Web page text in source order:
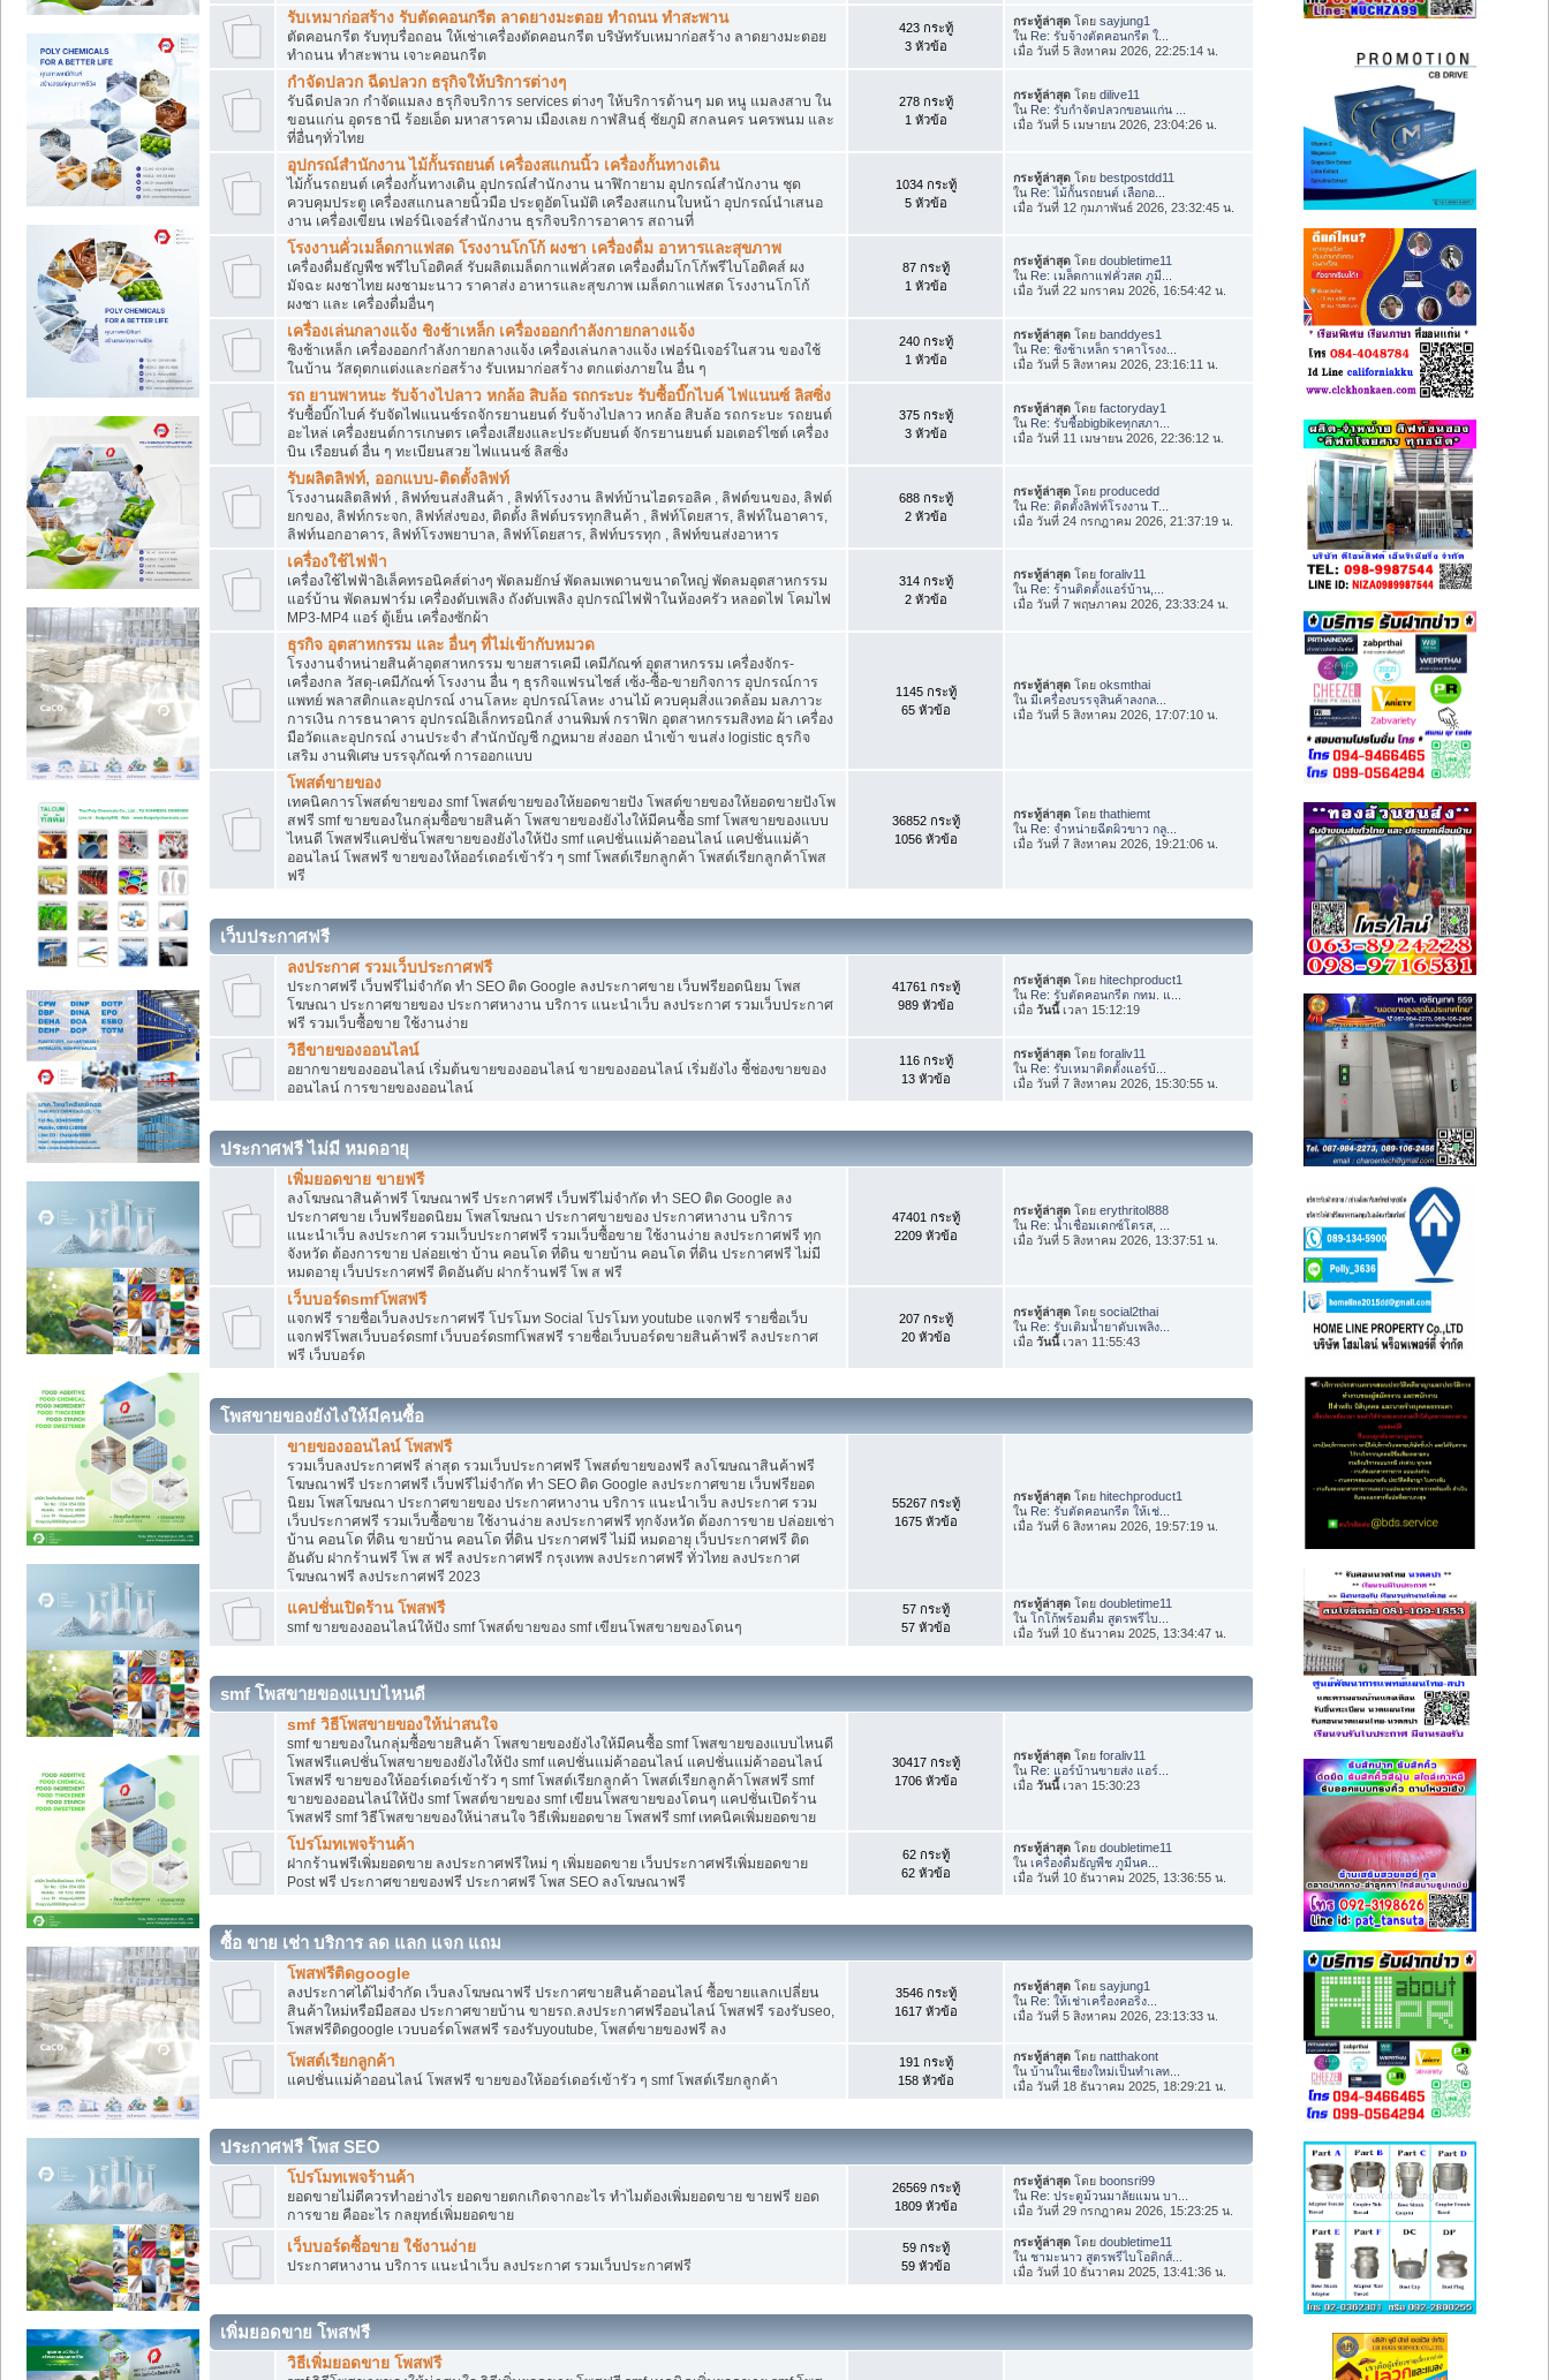
รับเหมาก่อสร้าง รับตัดคอนกรีต ลาดยางมะตอย ทำถนน ทำสะพาน
ตัดคอนกรีต รับทุบรื่อถอน ให้เช่าเครื่องตัดคอนกรีต บริษัทรับเหมาก่อสร้าง ลาดยางมะตอย
ทำถนน ทำสะพาน เจาะคอนกรีต
423 กระทู้
3 หัวข้อ
กระทู้ล่าสุด โดยsayjung1
ใน Re: รับจ้างตัดคอนกรีต ใ...
เมื่อ วันที่ 5 สิงหาคม 2026, 22:25:14 น.
กำจัดปลวก ฉีดปลวก ธรุกิจให้บริการต่างๆ
รับฉีดปลวก กำจัดแมลง ธรุกิจบริการ services ต่างๆ ให้บริการด้านๆ มด หนู แมลงสาบ ใน
ขอนแก่น อุดรธานี ร้อยเอ็ด มหาสารคาม เมืองเลย กาฬสินธุ์ ชัยภูมิ สกลนคร นครพนม และ
ที่อื่นๆทั่วไทย
278 กระทู้
1 หัวข้อ
กระทู้ล่าสุด โดยdilive11
ใน Re: รับกำจัดปลวกขอนแก่น ...
เมื่อ วันที่ 5 เมษายน 2026, 23:04:26 น.
อุปกรณ์สำนักงาน ไม้กั้นรถยนต์ เครื่องสแกนนิ้ว เครื่องกั้นทางเดิน
ไม้กั้นรถยนต์ เครื่องกั้นทางเดิน อุปกรณ์สำนักงาน นาฬิกายาม อุปกรณ์สำนักงาน ชุด
ควบคุมประตู เครื่องสแกนลายนิ้วมือ ประตูอัตโนมัติ เครืองสแกนใบหน้า อุปกรณ์นำเสนอ
งาน เครื่องเขียน เฟอร์นิเจอร์สำนักงาน ธุรกิจบริการอาคาร สถานที่
1034 กระทู้
5 หัวข้อ
กระทู้ล่าสุด โดยbestpostdd11
ใน Re: ไม้กั้นรถยนต์ เลือกอ...
เมื่อ วันที่ 12 กุมภาพันธ์ 2026, 23:32:45 น.
โรงงานคั่วเมล็ดกาแฟสด โรงงานโกโก้ ผงชา เครื่องดื่ม อาหารและสุขภาพ
เครื่องดื่มธัญพืช พรีไบโอติคส์ รับผลิตเมล็ดกาแฟคั่วสด เครื่องดื่มโกโก้พรีไบโอติคส์ ผง
มัจฉะ ผงชาไทย ผงชามะนาว ราคาส่ง อาหารและสุขภาพ เมล็ดกาแฟสด โรงงานโกโก้
ผงชา และ เครื่องดื่มอื่นๆ
87 กระทู้
1 หัวข้อ
กระทู้ล่าสุด โดยdoubletime11
ใน Re: เมล็ดกาแฟคั่วสด ภูมี...
เมื่อ วันที่ 22 มกราคม 2026, 16:54:42 น.
เครื่องเล่นกลางแจ้ง ชิงช้าเหล็ก เครื่องออกกำลังกายกลางแจ้ง
ชิงช้าเหล็ก เครื่องออกกำลังกายกลางแจ้ง เครื่องเล่นกลางแจ้ง เฟอร์นิเจอร์ในสวน ของใช้
ในบ้าน วัสดุตกแต่งและก่อสร้าง รับเหมาก่อสร้าง ตกแต่งภายใน อื่น ๆ
240 กระทู้
1 หัวข้อ
กระทู้ล่าสุด โดยbanddyes1
ใน Re: ชิงช้าเหล็ก ราคาโรงง...
เมื่อ วันที่ 5 สิงหาคม 2026, 23:16:11 น.
รถ ยานพาหนะ รับจ้างไปลาว หกล้อ สิบล้อ รถกระบะ รับซื้อบิ๊กไบค์ ไฟแนนซ์ ลิสซิ่ง
รับซื้อบิ๊กไบค์ รับจัดไฟแนนซ์รถจักรยานยนต์ รับจ้างไปลาว หกล้อ สิบล้อ รถกระบะ รถยนต์
อะไหล่ เครื่องยนต์การเกษตร เครื่องเสียงและประดับยนต์ จักรยานยนต์ มอเตอร์ไซต์ เครื่อง
บิน เรือยนต์ อื่น ๆ ทะเบียนสวย ไฟแนนซ์ ลิสซิ่ง
375 กระทู้
3 หัวข้อ
กระทู้ล่าสุด โดยfactoryday1
ใน Re: รับซื้อbigbikeทุกสภา...
เมื่อ วันที่ 11 เมษายน 2026, 22:36:12 น.
รับผลิตลิฟท์, ออกแบบ-ติดตั้งลิฟท์
โรงงานผลิตลิฟท์ , ลิฟท์ขนส่งสินค้า , ลิฟท์โรงงาน ลิฟท์บ้านไฮดรอลิค , ลิฟต์ขนของ, ลิฟต์
ยกของ, ลิฟท์กระจก, ลิฟท์ส่งของ, ติดตั้ง ลิฟต์บรรทุกสินค้า , ลิฟท์โดยสาร, ลิฟท์ในอาคาร,
ลิฟท์นอกอาคาร, ลิฟท์โรงพยาบาล, ลิฟท์โดยสาร, ลิฟท์บรรทุก , ลิฟท์ขนส่งอาหาร
688 กระทู้
2 หัวข้อ
กระทู้ล่าสุด โดยproducedd
ใน Re: ติดตั้งลิฟท์โรงงาน T...
เมื่อ วันที่ 24 กรกฎาคม 2026, 21:37:19 น.
เครื่องใช้ไฟฟ้า
เครื่องใช้ไฟฟ้าอิเล็คทรอนิคส์ต่างๆ พัดลมยักษ์ พัดลมเพดานขนาดใหญ่ พัดลมอุตสาหกรรม
แอร์บ้าน พัดลมฟาร์ม เครื่องดับเพลิง ถังดับเพลิง อุปกรณ์ไฟฟ้าในห้องครัว หลอดไฟ โคมไฟ
MP3-MP4 แอร์ ตู้เย็น เครื่องซักผ้า
314 กระทู้
2 หัวข้อ
กระทู้ล่าสุด โดยforaliv11
ใน Re: ร้านติดตั้งแอร์บ้าน,...
เมื่อ วันที่ 7 พฤษภาคม 2026, 23:33:24 น.
ธุรกิจ อุตสาหกรรม และ อื่นๆ ที่ไม่เข้ากับหมวด
โรงงานจำหน่ายสินค้าอุตสาหกรรม ขายสารเคมี เคมีภัณฑ์ อุตสาหกรรม เครื่องจักร-
เครื่องกล วัสดุ-เคมีภัณฑ์ โรงงาน อื่น ๆ ธุรกิจแฟรนไชส์ เซ้ง-ซื้อ-ขายกิจการ อุปกรณ์การ
แพทย์ พลาสติกและอุปกรณ์ งานโลหะ อุปกรณ์โลหะ งานไม้ ควบคุมสิ่งแวดล้อม มลภาวะ
การเงิน การธนาคาร อุปกรณ์อิเล็กทรอนิกส์ งานพิมพ์ กราฟิก อุตสาหกรรมสิงทอ ผ้า เครื่อง
มือวัดและอุปกรณ์ งานประจำ สำนักบัญชี กฏหมาย ส่งออก นำเข้า ขนส่ง logistic ธุรกิจ
เสริม งานพิเศษ บรรจุภัณฑ์ การออกแบบ
1145 กระทู้
65 หัวข้อ
กระทู้ล่าสุด โดยoksmthai
ในมีเครื่องบรรจุสินค้าลงกล...
เมื่อ วันที่ 5 สิงหาคม 2026, 17:07:10 น.
โพสต์ขายของ
เทคนิคการโพสต์ขายของ smf โพสต์ขายของให้ยอดขายปัง โพสต์ขายของให้ยอดขายปังโพ
สฟรี smf ขายของในกลุ่มซื้อขายสินค้า โพสขายของยังไงให้มีคนซื้อ smf โพสขายของแบบ
ไหนดี โพสฟรีแคปชั่นโพสขายของยังไงให้ปัง smf แคปชั่นแม่ค้าออนไลน์ แคปชั่นแม่ค้า
ออนไลน์ โพสฟรี ขายของให้ออร์เดอร์เข้ารัว ๆ smf โพสต์เรียกลูกค้า โพสต์เรียกลูกค้าโพส
ฟรี
36852 กระทู้
1056 หัวข้อ
กระทู้ล่าสุด โดยthathiemt
ใน Re: จำหน่ายฉีดผิวขาว กลู...
เมื่อ วันที่ 7 สิงหาคม 2026, 19:21:06 น.
เว็บประกาศฟรี
ลงประกาศ รวมเว็บประกาศฟรี
ประกาศฟรี เว็บฟรีไม่จำกัด ทำ SEO ติด Google ลงประกาศขาย เว็บฟรียอดนิยม โพส
โฆษณา ประกาศขายของ ประกาศหางาน บริการ แนะนำเว็บ ลงประกาศ รวมเว็บประกาศ
ฟรี รวมเว็บซื้อขาย ใช้งานง่าย
41761 กระทู้
989 หัวข้อ
กระทู้ล่าสุด โดยhitechproduct1
ใน Re: รับตัดคอนกรีต กทม. แ...
เมื่อวันนี้เวลา 15:12:19
วิธีขายของออนไลน์
อยากขายของออนไลน์ เริ่มต้นขายของออนไลน์ ขายของออนไลน์ เริ่มยังไง ชี้ช่องขายของ
ออนไลน์ การขายของออนไลน์
116 กระทู้
13 หัวข้อ
กระทู้ล่าสุด โดยforaliv11
ใน Re: รับเหมาติดตั้งแอร์บ้...
เมื่อ วันที่ 7 สิงหาคม 2026, 15:30:55 น.
ประกาศฟรี ไม่มี หมดอายุ
เพิ่มยอดขาย ขายฟรี
ลงโฆษณาสินค้าฟรี โฆษณาฟรี ประกาศฟรี เว็บฟรีไม่จำกัด ทำ SEO ติด Google ลง
ประกาศขาย เว็บฟรียอดนิยม โพสโฆษณา ประกาศขายของ ประกาศหางาน บริการ
แนะนำเว็บ ลงประกาศ รวมเว็บประกาศฟรี รวมเว็บซื้อขาย ใช้งานง่าย ลงประกาศฟรี ทุก
จังหวัด ต้องการขาย ปล่อยเช่า บ้าน คอนโด ที่ดิน ขายบ้าน คอนโด ที่ดิน ประกาศฟรี ไม่มี
หมดอายุ เว็บประกาศฟรี ติดอันดับ ฝากร้านฟรี โพ ส ฟรี
47401 กระทู้
2209 หัวข้อ
กระทู้ล่าสุด โดยerythritol888
ใน Re: น้ำเชื่อมเดกซ์โตรส, ...
เมื่อ วันที่ 5 สิงหาคม 2026, 13:37:51 น.
เว็บบอร์ดsmfโพสฟรี
แจกฟรี รายชื่อเว็บลงประกาศฟรี โปรโมท Social โปรโมท youtube แจกฟรี รายชื่อเว็บ
แจกฟรีโพสเว็บบอร์ดsmf เว็บบอร์ดsmfโพสฟรี รายชื่อเว็บบอร์ดขายสินค้าฟรี ลงประกาศ
ฟรี เว็บบอร์ด
207 กระทู้
20 หัวข้อ
กระทู้ล่าสุด โดยsocial2thai
ใน Re: รับเติมน้ำยาดับเพลิง...
เมื่อวันนี้เวลา 11:55:43
โพสขายของยังไงให้มีคนซื้อ
ขายของออนไลน์ โพสฟรี
รวมเว็บลงประกาศฟรี ล่าสุด รวมเว็บประกาศฟรี โพสต์ขายของฟรี ลงโฆษณาสินค้าฟรี
โฆษณาฟรี ประกาศฟรี เว็บฟรีไม่จำกัด ทำ SEO ติด Google ลงประกาศขาย เว็บฟรียอด
นิยม โพสโฆษณา ประกาศขายของ ประกาศหางาน บริการ แนะนำเว็บ ลงประกาศ รวม
เว็บประกาศฟรี รวมเว็บซื้อขาย ใช้งานง่าย ลงประกาศฟรี ทุกจังหวัด ต้องการขาย ปล่อยเช่า
บ้าน คอนโด ที่ดิน ขายบ้าน คอนโด ที่ดิน ประกาศฟรี ไม่มี หมดอายุ เว็บประกาศฟรี ติด
อันดับ ฝากร้านฟรี โพ ส ฟรี ลงประกาศฟรี กรุงเทพ ลงประกาศฟรี ทั่วไทย ลงประกาศ
โฆษณาฟรี ลงประกาศฟรี 2023
55267 กระทู้
1675 หัวข้อ
กระทู้ล่าสุด โดยhitechproduct1
ใน Re: รับตัดคอนกรีต ให้เช่...
เมื่อ วันที่ 6 สิงหาคม 2026, 19:57:19 น.
แคปชั่นเปิดร้าน โพสฟรี
smf ขายของออนไลน์ให้ปัง smf โพสต์ขายของ smf เขียนโพสขายของโดนๆ
57 กระทู้
57 หัวข้อ
กระทู้ล่าสุด โดยdoubletime11
ในโกโก้พร้อมดื่ม สูตรพรีไบ...
เมื่อ วันที่ 10 ธันวาคม 2025, 13:34:47 น.
smf โพสขายของแบบไหนดี
smf วิธีโพสขายของให้น่าสนใจ
smf ขายของในกลุ่มซื้อขายสินค้า โพสขายของยังไงให้มีคนซื้อ smf โพสขายของแบบไหนดี
โพสฟรีแคปชั่นโพสขายของยังไงให้ปัง smf แคปชั่นแม่ค้าออนไลน์ แคปชั่นแม่ค้าออนไลน์
โพสฟรี ขายของให้ออร์เดอร์เข้ารัว ๆ smf โพสต์เรียกลูกค้า โพสต์เรียกลูกค้าโพสฟรี smf
ขายของออนไลน์ให้ปัง smf โพสต์ขายของ smf เขียนโพสขายของโดนๆ แคปชั่นเปิดร้าน
โพสฟรี smf วิธีโพสขายของให้น่าสนใจ วิธีเพิ่มยอดขาย โพสฟรี smf เทคนิคเพิ่มยอดขาย
30417 กระทู้
1706 หัวข้อ
กระทู้ล่าสุด โดยforaliv11
ใน Re: แอร์บ้านขายส่ง แอร์...
เมื่อวันนี้เวลา 15:30:23
โปรโมทเพจร้านค้า
ฝากร้านฟรีเพิ่มยอดขาย ลงประกาศฟรีใหม่ ๆ เพิ่มยอดขาย เว็บประกาศฟรีเพิ่มยอดขาย
Post ฟรี ประกาศขายของฟรี ประกาศฟรี โพส SEO ลงโฆษณาฟรี
62 กระทู้
62 หัวข้อ
กระทู้ล่าสุด โดยdoubletime11
ในเครื่องดื่มธัญพืช ภูมีนค...
เมื่อ วันที่ 10 ธันวาคม 2025, 13:36:55 น.
ซื้อ ขาย เช่า บริการ ลด แลก แจก แถม
โพสฟรีติดgoogle
ลงประกาศได้ไม่จำกัด เว็บลงโฆษณาฟรี ประกาศขายสินค้าออนไลน์ ซื้อขายแลกเปลี่ยน
สินค้าใหม่หรือมือสอง ประกาศขายบ้าน ขายรถ.ลงประกาศฟรีออนไลน์ โพสฟรี รองรับseo,
โพสฟรีติดgoogle เวบบอร์ดโพสฟรี รองรับyoutube, โพสต์ขายของฟรี ลง
3546 กระทู้
1617 หัวข้อ
กระทู้ล่าสุด โดยsayjung1
ใน Re: ให้เช่าเครื่องคอริ่ง...
เมื่อ วันที่ 5 สิงหาคม 2026, 23:13:33 น.
โพสต์เรียกลูกค้า
แคปชั่นแม่ค้าออนไลน์ โพสฟรี ขายของให้ออร์เดอร์เข้ารัว ๆ smf โพสต์เรียกลูกค้า
191 กระทู้
158 หัวข้อ
กระทู้ล่าสุด โดยnatthakont
ในบ้านในเชียงใหม่เป็นทำเลท...
เมื่อ วันที่ 18 ธันวาคม 2025, 18:29:21 น.
ประกาศฟรี โพส SEO
โปรโมทเพจร้านค้า
ยอดขายไม่ดีควรทำอย่างไร ยอดขายตกเกิดจากอะไร ทำไมต้องเพิ่มยอดขาย ขายฟรี ยอด
การขาย คืออะไร กลยุทธ์เพิ่มยอดขาย
26569 กระทู้
1809 หัวข้อ
กระทู้ล่าสุด โดยboonsri99
ใน Re: ประตูม้วนมาลัยแมน บา...
เมื่อ วันที่ 29 กรกฎาคม 2026, 15:23:25 น.
เว็บบอร์ดซื้อขาย ใช้งานง่าย
ประกาศหางาน บริการ แนะนำเว็บ ลงประกาศ รวมเว็บประกาศฟรี
59 กระทู้
59 หัวข้อ
กระทู้ล่าสุด โดยdoubletime11
ในชามะนาว สูตรพรีไบโอติกส์...
เมื่อ วันที่ 10 ธันวาคม 2025, 13:41:36 น.
เพิ่มยอดขาย โพสฟรี
วิธีเพิ่มยอดขาย โพสฟรี